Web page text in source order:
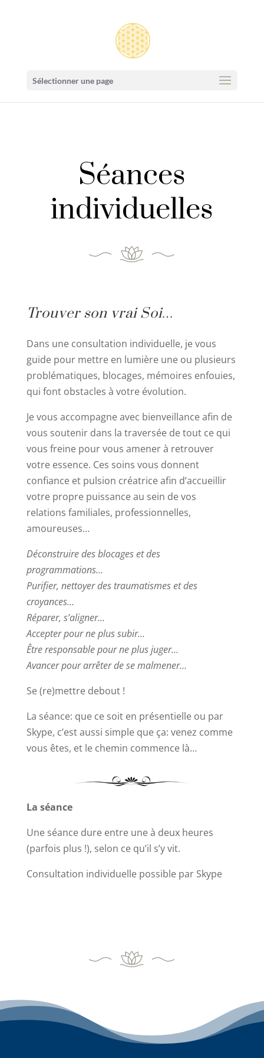
Sélectionner une page
Séances
individuelles
Trouver son vrai Soi…
Dans une consultation individuelle, je vous
guide pour mettre en lumière une ou plusieurs
problématiques, blocages, mémoires enfouies,
qui font obstacles à votre évolution.
Je vous accompagne avec bienveillance afin de
vous soutenir dans la traversée de tout ce qui
vous freine pour vous amener à retrouver
votre essence. Ces soins vous donnent
confiance et pulsion créatrice afin d’accueillir
votre propre puissance au sein de vos
relations familiales, professionnelles,
amoureuses…
Déconstruire des blocages et des
programmations…
Purifier, nettoyer des traumatismes et des
croyances…
Réparer, s’aligner…
Accepter pour ne plus subir…
Être responsable pour ne plus juger…
Avancer pour arrêter de se malmener…
Se (re)mettre debout !
La séance: que ce soit en présentielle ou par
Skype, c’est aussi simple que ça: venez comme
vous êtes, et le chemin commence là…
La séance
Une séance dure entre une à deux heures
(parfois plus !), selon ce qu’il s’y vit.
Consultation individuelle possible par Skype